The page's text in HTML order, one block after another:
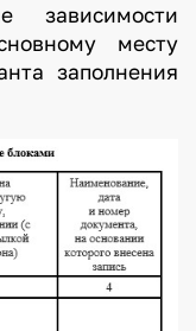
месту
заполнения